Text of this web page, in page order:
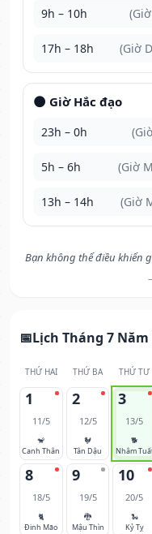
9h – 10h
17h – 18h (Giờ
🌑 Giờ Hắc đạo
23h – 0h
5h – 6h (Giờ
13h – 14h (Giờ
Bạn không thể điều khiển
Lịch Tháng 7 Năm
THỨ HAI THỨ BA THỨ TƯ
1
11/5
🐒
Canh Thân
2
12/5
🐓
Tân Dậu
3
13/5
🐕
Nhâm
8
18/5
🐈
Đinh Mão
9
19/5
🐉
Mậu Thìn
10
20/5
🐍
Kỷ Tỵ